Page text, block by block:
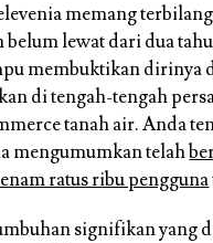
memang
lewat dari dua
membuktikan dirinya
di tengah-tengah
tanah air. Anda
mengumumkan telah
ratus ribu pengguna
signifikan yang